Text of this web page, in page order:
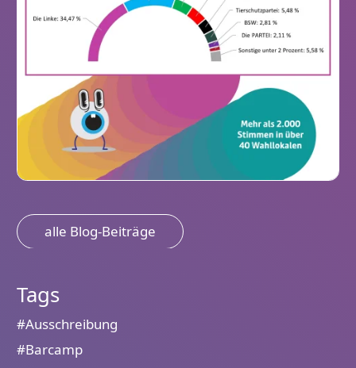
alle Blog-Beiträge
Tags
#Ausschreibung
#Barcamp